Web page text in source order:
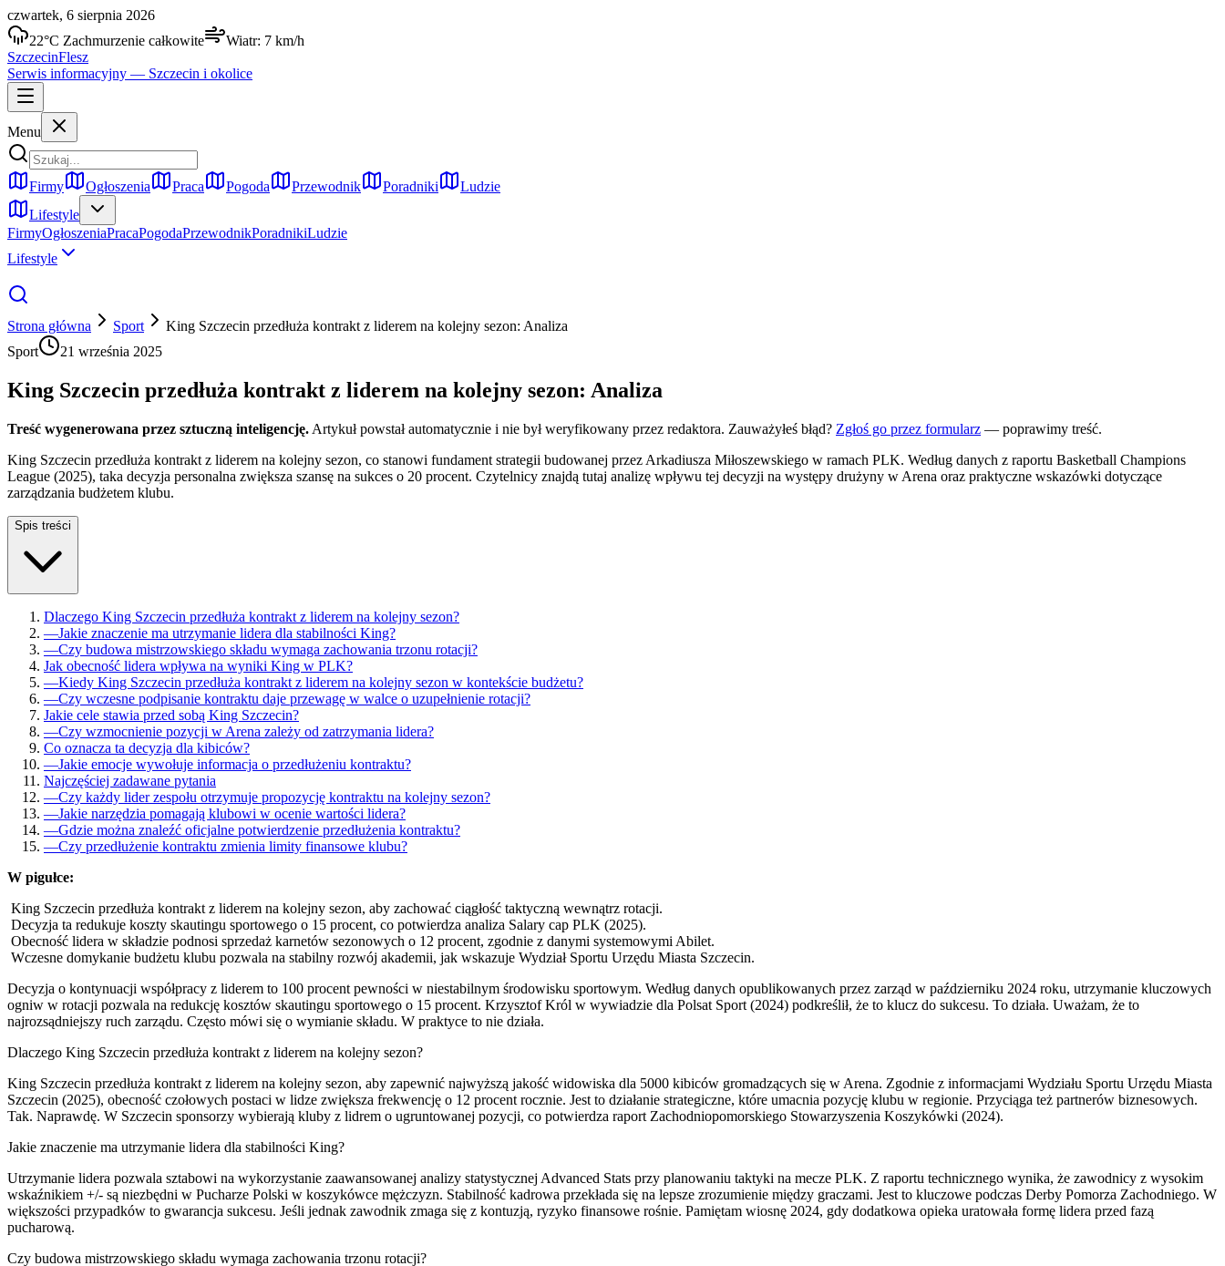
czwartek, 6 sierpnia 2026
22°C Zachmurzenie całkowite Wiatr: 7 km/h
SzczecinFlesz
Serwis informacyjny — Szczecin i okolice
Menu
Firmy Ogłoszenia Praca Pogoda Przewodnik Poradniki
Ludzie
Lifestyle
FirmyOgłoszeniaPracaPogodaPrzewodnikPoradnikiLudzie
Lifestyle
Strona główna Sport
King Szczecin przedłuża kontrakt z liderem na kolejny sezon: Analiza
Sport
21 września 2025
King Szczecin przedłuża kontrakt z liderem na kolejny sezon: Analiza
Treść wygenerowana przez sztuczną inteligencję. Artykuł powstał automatycznie i nie był weryfikowany przez redaktora. Zauważyłeś błąd? Zgłoś go przez formularz — poprawimy treść.
King Szczecin przedłuża kontrakt z liderem na kolejny sezon, co stanowi fundament strategii budowanej przez Arkadiusza Miłoszewskiego w ramach PLK. Według danych z raportu Basketball Champions
League (2025), taka decyzja personalna zwiększa szansę na sukces o 20 procent. Czytelnicy znajdą tutaj analizę wpływu tej decyzji na występy drużyny w Arena oraz praktyczne wskazówki dotyczące
zarządzania budżetem klubu.
Spis treści
Dlaczego King Szczecin przedłuża kontrakt z liderem na kolejny sezon?
—Jakie znaczenie ma utrzymanie lidera dla stabilności King?
—Czy budowa mistrzowskiego składu wymaga zachowania trzonu rotacji?
Jak obecność lidera wpływa na wyniki King w PLK?
—Kiedy King Szczecin przedłuża kontrakt z liderem na kolejny sezon w kontekście budżetu?
—Czy wczesne podpisanie kontraktu daje przewagę w walce o uzupełnienie rotacji?
Jakie cele stawia przed sobą King Szczecin?
—Czy wzmocnienie pozycji w Arena zależy od zatrzymania lidera?
Co oznacza ta decyzja dla kibiców?
—Jakie emocje wywołuje informacja o przedłużeniu kontraktu?
Najczęściej zadawane pytania
—Czy każdy lider zespołu otrzymuje propozycję kontraktu na kolejny sezon?
—Jakie narzędzia pomagają klubowi w ocenie wartości lidera?
—Gdzie można znaleźć oficjalne potwierdzenie przedłużenia kontraktu?
—Czy przedłużenie kontraktu zmienia limity finansowe klubu?
W pigułce:
King Szczecin przedłuża kontrakt z liderem na kolejny sezon, aby zachować ciągłość taktyczną wewnątrz rotacji.
Decyzja ta redukuje koszty skautingu sportowego o 15 procent, co potwierdza analiza Salary cap PLK (2025).
Obecność lidera w składzie podnosi sprzedaż karnetów sezonowych o 12 procent, zgodnie z danymi systemowymi Abilet.
Wczesne domykanie budżetu klubu pozwala na stabilny rozwój akademii, jak wskazuje Wydział Sportu Urzędu Miasta Szczecin.
Decyzja o kontynuacji współpracy z liderem to 100 procent pewności w niestabilnym środowisku sportowym. Według danych opublikowanych przez zarząd w październiku 2024 roku, utrzymanie kluczowych
ogniw w rotacji pozwala na redukcję kosztów skautingu sportowego o 15 procent. Krzysztof Król w wywiadzie dla Polsat Sport (2024) podkreślił, że to klucz do sukcesu. To działa. Uważam, że to
najrozsądniejszy ruch zarządu. Często mówi się o wymianie składu. W praktyce to nie działa.
Dlaczego King Szczecin przedłuża kontrakt z liderem na kolejny sezon?
King Szczecin przedłuża kontrakt z liderem na kolejny sezon, aby zapewnić najwyższą jakość widowiska dla 5000 kibiców gromadzących się w Arena. Zgodnie z informacjami Wydziału Sportu Urzędu Miasta
Szczecin (2025), obecność czołowych postaci w lidze zwiększa frekwencję o 12 procent rocznie. Jest to działanie strategiczne, które umacnia pozycję klubu w regionie. Przyciąga też partnerów biznesowych.
Tak. Naprawdę. W Szczecin sponsorzy wybierają kluby z lidrem o ugruntowanej pozycji, co potwierdza raport Zachodniopomorskiego Stowarzyszenia Koszykówki (2024).
Jakie znaczenie ma utrzymanie lidera dla stabilności King?
Utrzymanie lidera pozwala sztabowi na wykorzystanie zaawansowanej analizy statystycznej Advanced Stats przy planowaniu taktyki na mecze PLK. Z raportu technicznego wynika, że zawodnicy z wysokim
wskaźnikiem +/- są niezbędni w Pucharze Polski w koszykówce mężczyzn. Stabilność kadrowa przekłada się na lepsze zrozumienie między graczami. Jest to kluczowe podczas Derby Pomorza Zachodniego. W
większości przypadków to gwarancja sukcesu. Jeśli jednak zawodnik zmaga się z kontuzją, ryzyko finansowe rośnie. Pamiętam wiosnę 2024, gdy dodatkowa opieka uratowała formę lidera przed fazą
pucharową.
Czy budowa mistrzowskiego składu wymaga zachowania trzonu rotacji?